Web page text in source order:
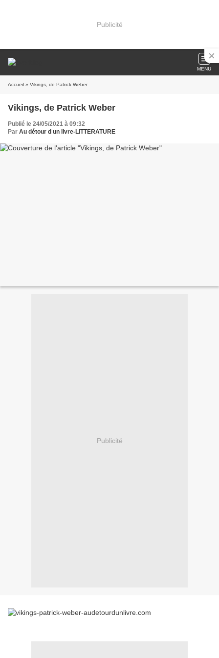
Publicité
MENU
Accueil » Vikings, de Patrick Weber
Vikings, de Patrick Weber
Publié le 24/05/2021 à 09:32
Par Au détour d un livre-LITTERATURE
Publicité